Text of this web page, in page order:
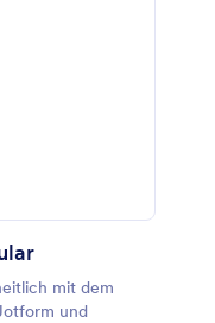
mit dem
und